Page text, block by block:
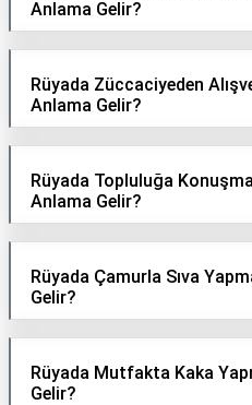
Anlama Gelir?
Rüyada Züccaciyeden
Anlama Gelir?
Rüyada Topluluğa
Anlama Gelir?
Rüyada Çamurla Sıva
Gelir?
Rüyada Mutfakta Kaka
Gelir?